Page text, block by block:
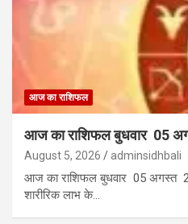
आज का राशिफल
आज का राशिफल बुधवार 05
August 5, 2026 adminsidhbali
आज का राशिफल बुधवार 05 अगस्त
शारीरिक लाभ के…